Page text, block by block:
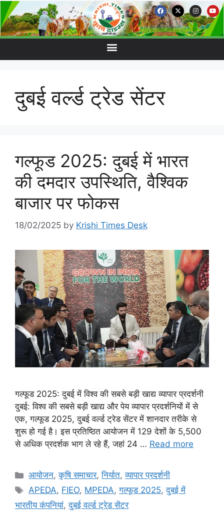
दुबई वर्ल्ड ट्रेड सेंटर
गल्फूड 2025: दुबई में भारत
की दमदार उपस्थिति, वैश्विक
बाजार पर फोकस
18/02/2025 by Krishi Times Desk
गल्फूड 2025: दुबई में विश्व की सबसे बड़ी खाद्य व्यापार प्रदर्शनी
दुबई: विश्व की सबसे बड़ी खाद्य और पेय व्यापार प्रदर्शनियों में से
एक, गल्फूड 2025, दुबई वर्ल्ड ट्रेड सेंटर में शानदार तरीके से
शुरू हो गई है। इस प्रतिष्ठित आयोजन में 129 देशों के 5,500
से अधिक प्रदर्शक भाग ले रहे हैं, जहां 24 … Read more
आयोजन,कृषि समाचार,निर्यात,व्यापार प्रदर्शनी
APEDA, FIEO, MPEDA,गल्फूड 2025,दुबई में
भारतीय कंपनियां,दुबई वर्ल्ड ट्रेड सेंटर